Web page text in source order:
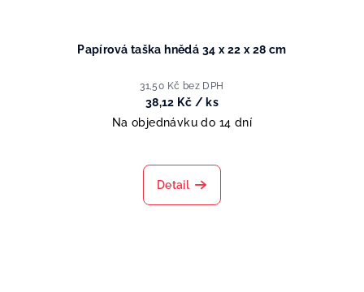
Papírová taška hnědá 34 x 22 x 28 cm
31,50 Kč bez DPH
38,12 Kč / ks
Na objednávku do 14 dní
Detail